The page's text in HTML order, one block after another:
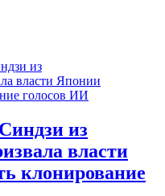
из
власти
клонирование